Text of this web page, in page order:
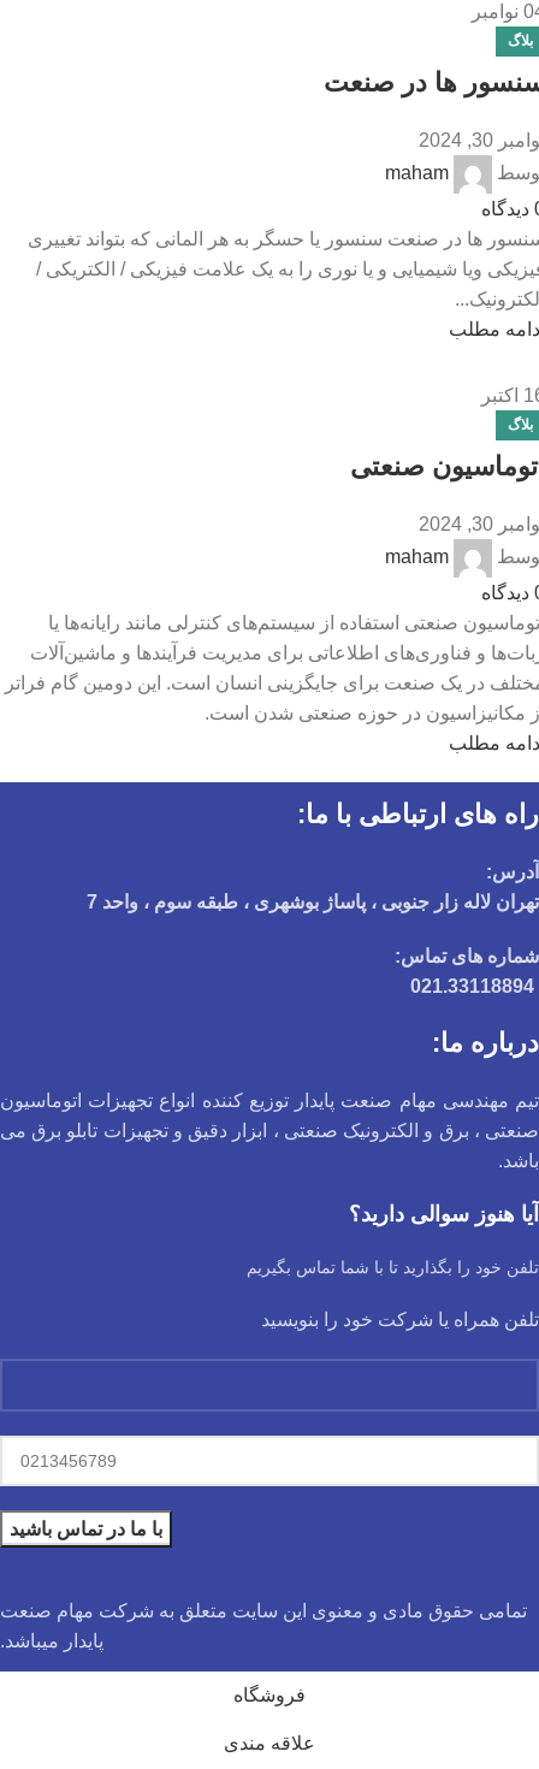
نوامبر
بلاگ
ها در صنعت
30, 2024
maham
دیدگاه
ها در صنعت سنسور یا حسگر به ھر المانی که بتواند تغییری
ویا شیمیایی و یا نوری را به یک علامت فیزیکی / الکتریکی /
مطلب
اکتبر
بلاگ
صنعتی
30, 2024
maham
دیدگاه
صنعتی استفاده از سیستم‌های کنترلی مانند رایانه‌ها یا
و فناوری‌های اطلاعاتی برای مدیریت فرآیندها و ماشین‌آلات
در یک صنعت برای جایگزینی انسان است. این دومین گام فراتر
مکانیزاسیون در حوزه صنعتی شدن است.
مطلب
راه های ارتباطی با ما:
آدرس:
تهران لاله زار جنوبی ، پاساژ بوشهری ، طبقه سوم ، واحد 7
شماره های تماس:
درباره ما:
تیم مهندسی مهام صنعت پایدار توزیع کننده انواع تجهیزات اتوماسیون
صنعتی ، برق و الکترونیک صنعتی ، ابزار دقیق و تجهیزات تابلو برق می
باشد.
آیا هنوز سوالی دارید؟
تلفن خود را بگذارید تا با شما تماس بگیریم
تلفن همراه یا شرکت خود را بنویسید
تمامی حقوق مادی و معنوی این سایت متعلق به شرکت مهام صنعت
پایدار میباشد.
فروشگاه
علاقه مندی